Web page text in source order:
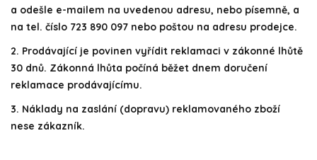
a odešle e-mailem na uvedenou adresu, nebo písemně, a
na tel. číslo 723 890 097 nebo poštou na adresu prodejce.
2. Prodávající je povinen vyřídit reklamaci v zákonné lhůtě
30 dnů. Zákonná lhůta počíná běžet dnem doručení
reklamace prodávajícímu.
3. Náklady na zaslání (dopravu) reklamovaného zboží
nese zákazník.